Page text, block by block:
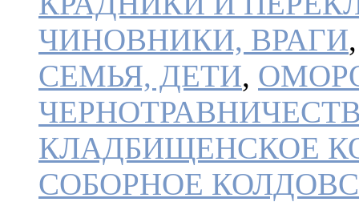
ЧИНОВНИКИ, ВРАГИ
СЕМЬЯ, ДЕТИ,
КЛАДБИЩЕНСКОЕ
СОБОРНОЕ